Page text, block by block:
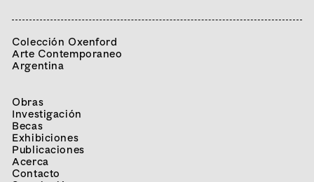
Colección Oxenford
Arte Contemporaneo
Argentina
Obras
Investigación
Becas
Exhibiciones
Publicaciones
Acerca
Contacto